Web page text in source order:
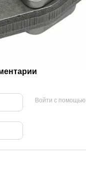
Войти с помощью